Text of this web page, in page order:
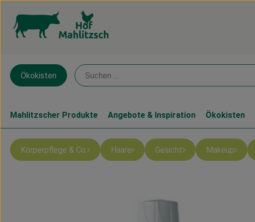
Ökokisten
Mahlitzscher Produkte Angebote & Inspiration Ökokisten
Körperpflege & Co. Haare Gesicht Makeup